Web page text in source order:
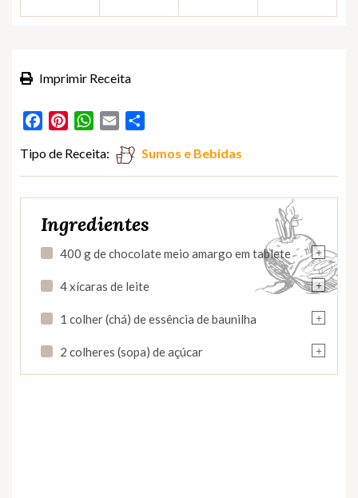
Imprimir Receita
FacebookPinterestWhatsApp
Email
Tipo de Receita: Sumos e Bebidas
Ingredientes
+
400 g de chocolate meio amargo em tablete
+
4 xícaras de leite
+
1 colher (chá) de essência de baunilha
+
2 colheres (sopa) de açúcar